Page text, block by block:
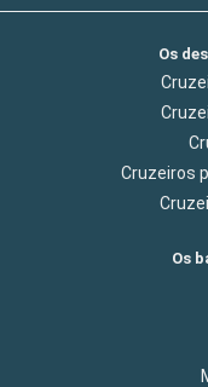
Os
Cruzeiros
Os